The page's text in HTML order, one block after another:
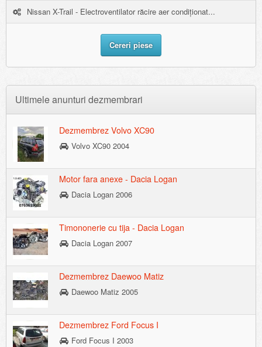
Nissan X-Trail - Electroventilator răcire aer condiționat...
Cereri piese
Ultimele anunturi dezmembrari
Dezmembrez Volvo XC90
Volvo XC90 2004
Motor fara anexe - Dacia Logan
Dacia Logan 2006
Timononerie cu tija - Dacia Logan
Dacia Logan 2007
Dezmembrez Daewoo Matiz
Daewoo Matiz 2005
Dezmembrez Ford Focus I
Ford Focus I 2003